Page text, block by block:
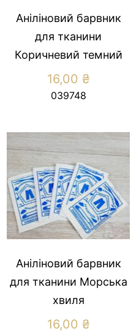
Аніліновий барвник
для тканини
Коричневий темний
16,00 ₴
039748
Аніліновий барвник
для тканини Морська
хвиля
16,00 ₴